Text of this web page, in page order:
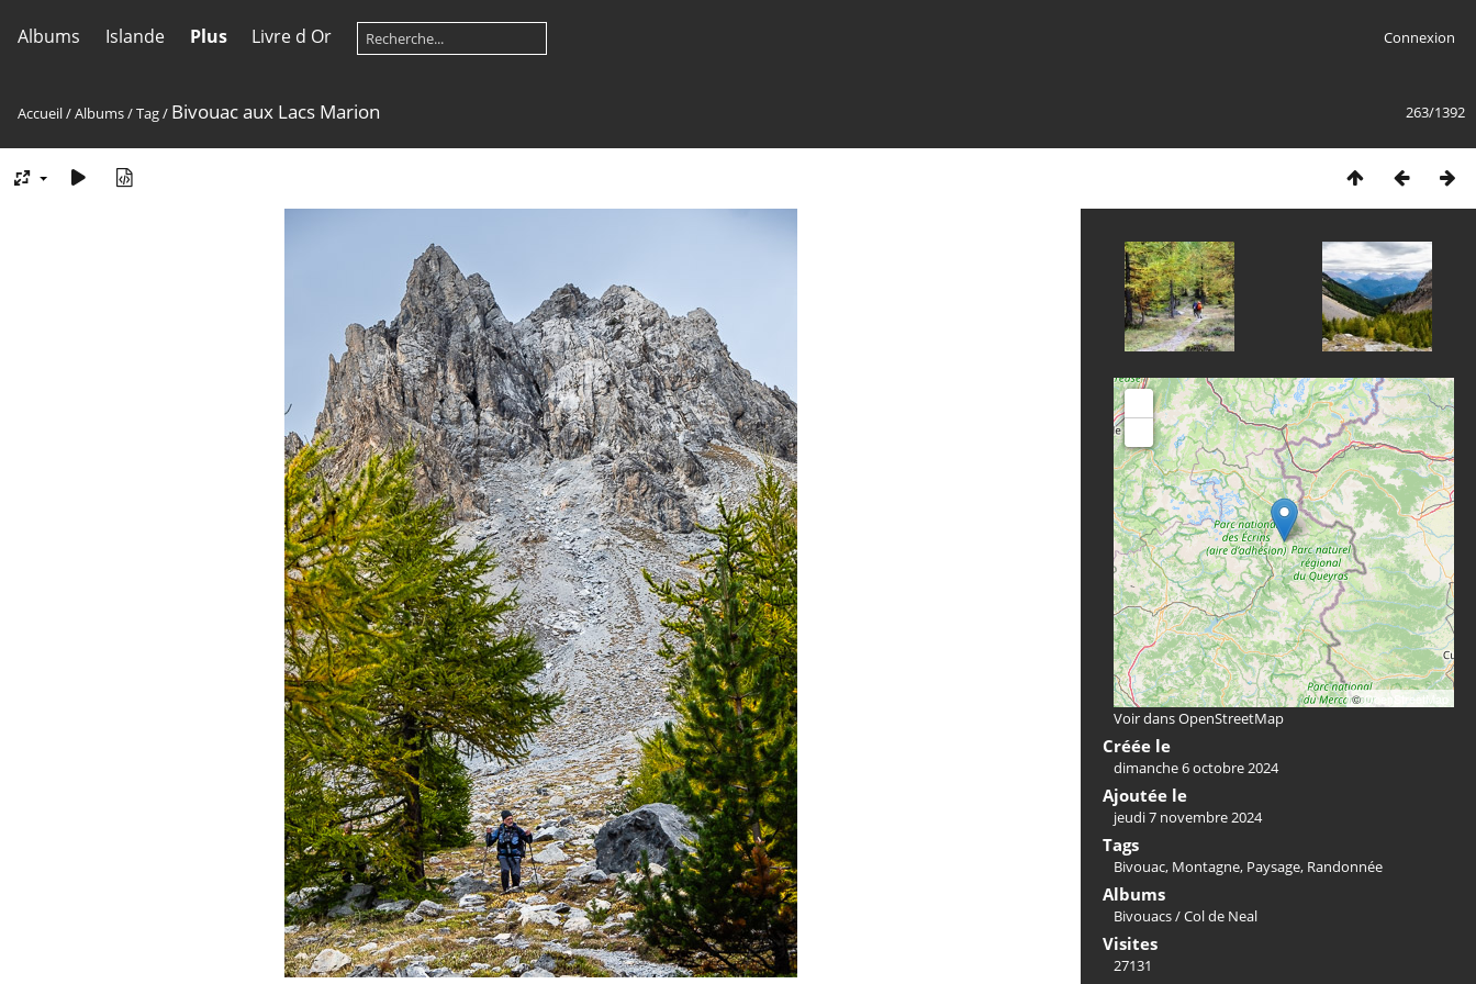
Albums Islande Plus Livre d Or Connexion
263/1392
Accueil/Albums/Tag/ Bivouac aux Lacs Marion
©OpenStreetMap
Voir dans OpenStreetMap
Créée le
dimanche 6 octobre 2024
Ajoutée le
jeudi 7 novembre 2024
Tags
Bivouac, Montagne, Paysage, Randonnée
Albums
Bivouacs/Col de Neal
Visites
27131